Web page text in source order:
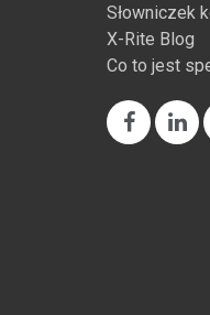
Słowniczek
X-Rite Blog
Co to jest